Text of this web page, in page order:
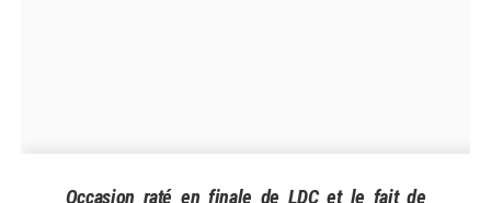
Occasion raté en finale de LDC et le fait de